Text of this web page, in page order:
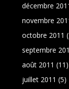
décembre
novembre
octobre 2011
septembre
août 2011 (11)
juillet 2011 (5)